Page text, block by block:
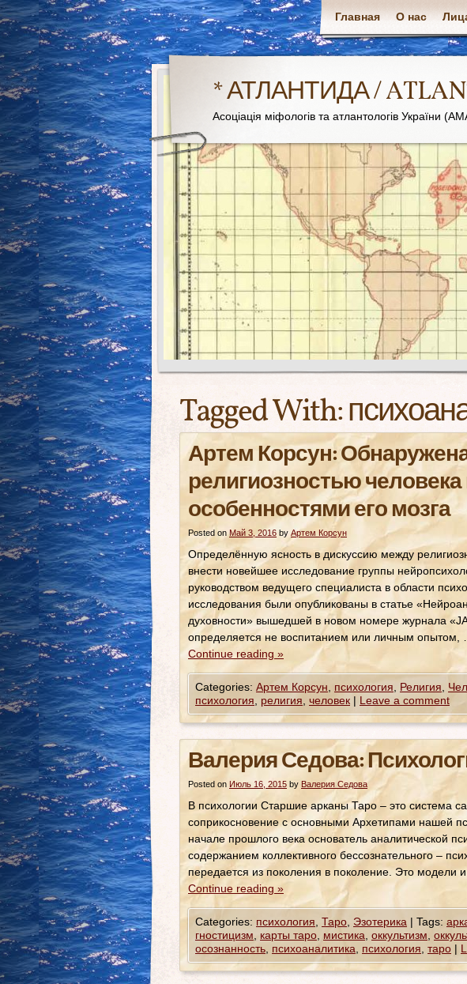
Главная О нас
* АТЛАНТИДА /
Асоціація міфологів та атлантологів України
Tagged With:
Артем Корсун:
религиозностью
особенностями его мозга
Posted on Май 3, 2016 by Артем Корсун
Определённую ясность в дискуссию между
внести новейшее исследование группы
руководством ведущего специалиста в области
исследования были опубликованы в статье
духовности» вышедшей в новом номере журнала
определяется не воспитанием или личным опытом, …
Continue reading »
Categories: Артем Корсун психология Религия
психология
религия человек | Leave a comment
Валерия Седова:
Posted on Июль 16, 2015 by Валерия Седова
В психологии Старшие арканы Таро – это система
соприкосновение с основными Архетипами нашей
начале прошлого века основатель аналитической
содержанием коллективного бессознательного –
передается из поколения в поколение. Это модели
Continue reading »
Categories: психология Таро Эзотерика | Tags:
гностицизм
карты таро мистика оккультизм
осознанность психоаналитика психология таро |